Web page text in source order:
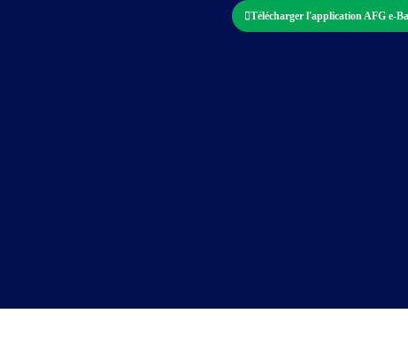
Télécharger l'application AFG e-